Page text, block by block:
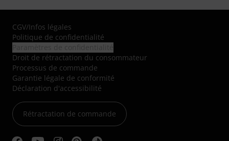
CGV/Infos légales
Politique de confidentialité
Droit de rétractation du consommateur
Processus de commande
Garantie légale de conformité
Déclaration d'accessibilité
Rétractation de commande